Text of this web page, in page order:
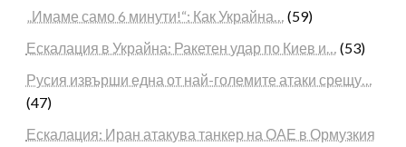
„Имаме само 6 минути!“: Как Украйна… (59)
Ескалация в Украйна: Ракетен удар по Киев и… (53)
Русия извърши една от най-големите атаки срещу…
(47)
Ескалация: Иран атакува танкер на ОАЕ в Ормузкия